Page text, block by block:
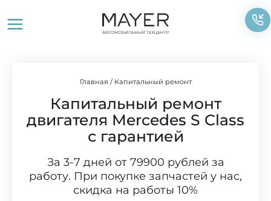
содержимому
Главная / Капитальный ремонт
Капитальный ремонт
двигателя Mercedes S Class
с гарантией
За 3-7 дней от 79900 рублей за
работу. При покупке запчастей у нас,
скидка на работы 10%